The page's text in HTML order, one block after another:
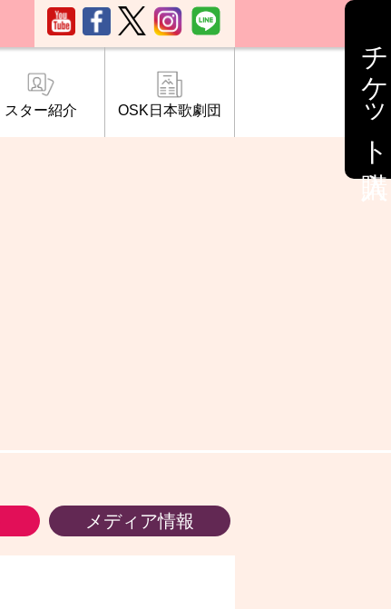
チケット購入
スター紹介 OSK日本歌劇団
メディア情報